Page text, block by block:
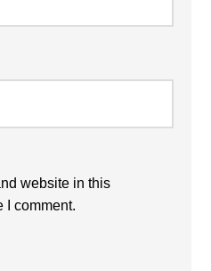
website in this
I comment.